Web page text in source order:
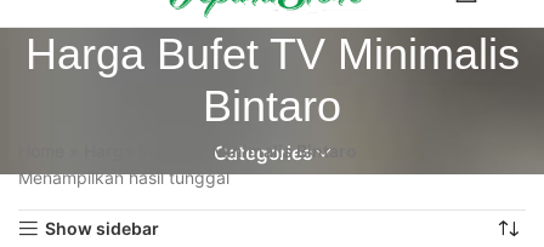
Harga Bufet TV Minimalis
Bintaro
Categories
Harga Bufet TV Minimalis Bintaro
Menampilkan hasil tunggal
Show sidebar